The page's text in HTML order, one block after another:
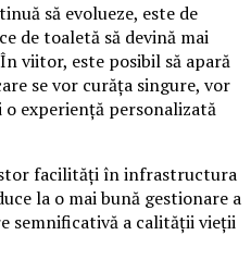
să evolueze, este de
de toaletă să devină mai
viitor, este posibil să apară
se vor curăța singure, vor
experiență personalizată
facilități în infrastructura
la o mai bună gestionare a
semnificativă a calității vieții